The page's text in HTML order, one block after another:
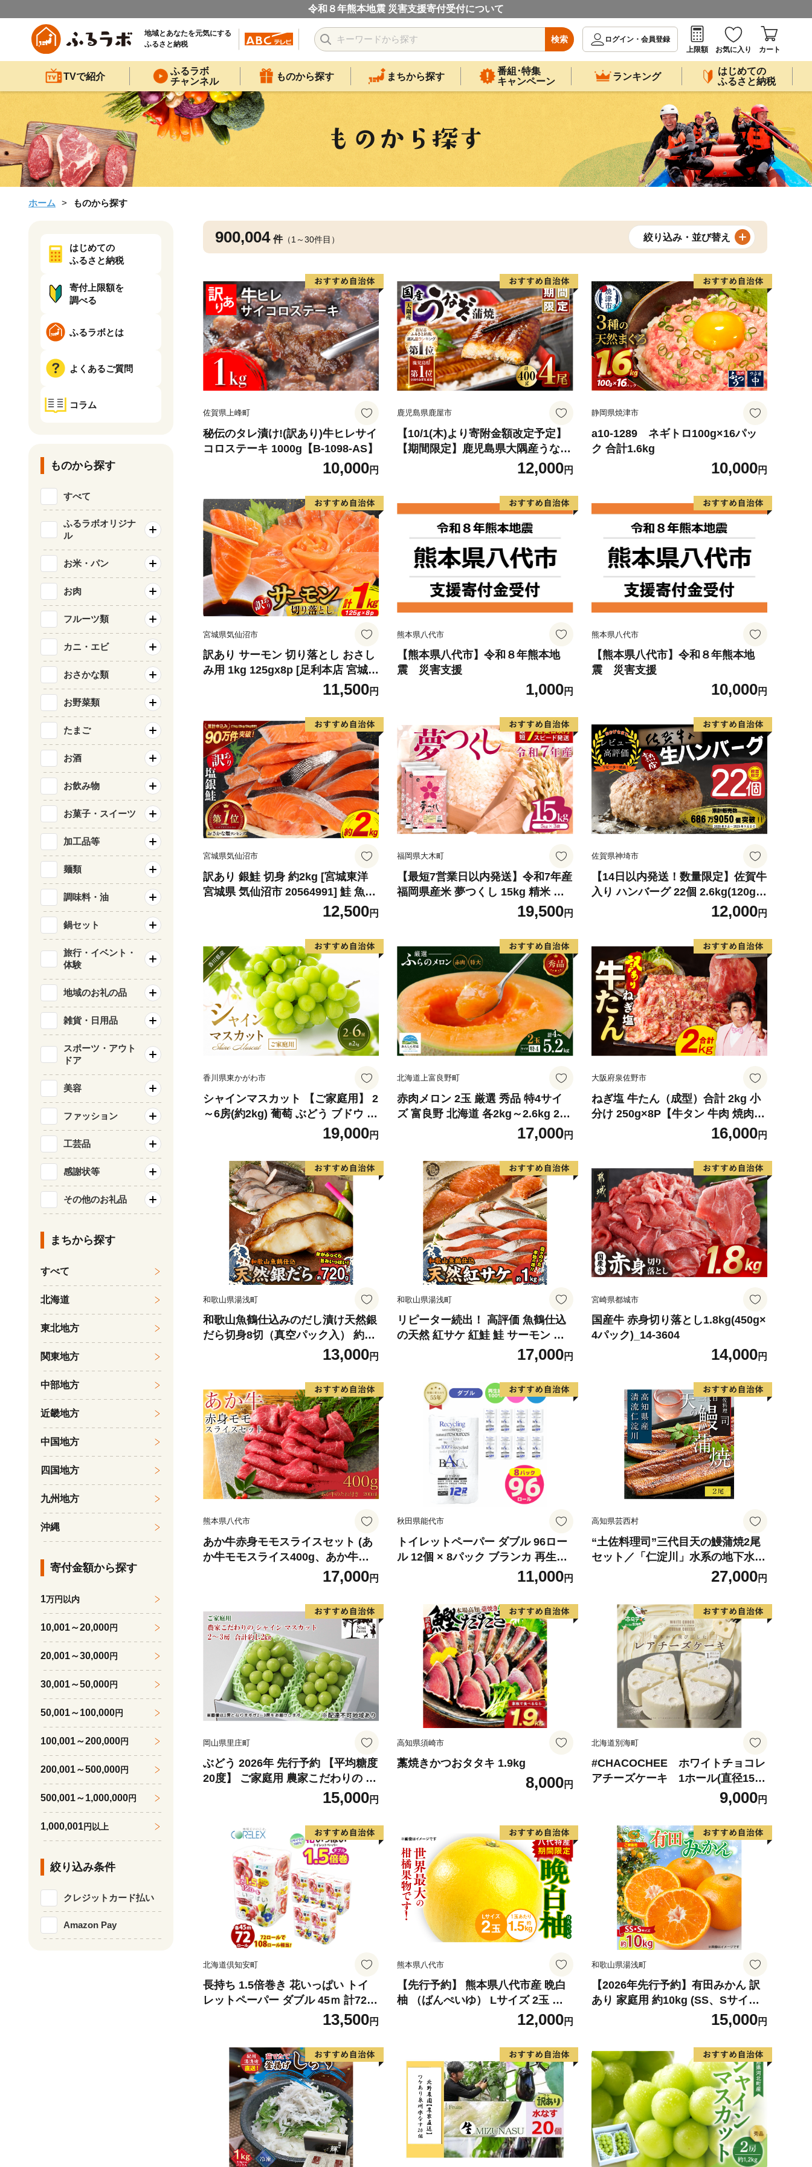
令和８年熊本地震 災害支援寄付受付について
地域とあなたを元気にする
ふるさと納税
検索
ログイン・会員登録
上限額
お気に入り カート
TVで紹介
ふるラボ
チャンネル
ものから探す まちから探す
番組･特集
キャンペーン
ランキング
はじめての
ふるさと納税
ホーム ものから探す
900,004 件（1～30件目） 絞り込み・並び替え
佐賀県上峰町
秘伝のタレ漬け!(訳あり)牛ヒレサイ
コロステーキ 1000g【B-1098-AS】
10,000円
鹿児島県鹿屋市
【10/1(木)より寄附金額改定予定】
【期間限定】鹿児島県大隅産うなぎ
蒲焼4尾（400g） KN007-023
12,000円
静岡県焼津市
a10-1289 ネギトロ100g×16パッ
ク 合計1.6kg
10,000円
宮城県気仙沼市
訳あり サーモン 切り落とし おさし
み用 1kg 125gx8p [足利本店 宮城県
気仙沼市 20564313] 魚 魚介類 鮭 お
刺し身 刺し身 刺身 生 生食 個包装
チリ銀鮭 銀鮭 海鮮 海鮮丼 魚介
11,500円
熊本県八代市
【熊本県八代市】令和８年熊本地
震 災害支援
1,000円
熊本県八代市
【熊本県八代市】令和８年熊本地
震 災害支援
10,000円
宮城県気仙沼市
訳あり 銀鮭 切身 約2kg [宮城東洋
宮城県 気仙沼市 20564991] 鮭 魚介
類 海鮮 訳アリ 規格外 不揃い さけ
サケ 鮭切身 シャケ 切り身 冷凍 家
庭用 おかず 弁当 支援 サーモン 銀
鮭切り身 魚 わけあり
12,500円
福岡県大木町
【最短7営業日以内発送】令和7年産
福岡県産米 夢つくし 15kg 精米 ※
北海道・沖縄・離島は配送不可
19,500円
佐賀県神埼市
【14日以内発送！数量限定】佐賀牛
入り ハンバーグ 22個 2.6kg(120g×
22個)【佐賀牛 黒毛和牛 ブランド牛
九州 ハンバーグ 牛肉 豚肉 国産 お
弁当 おかず 惣菜 おすすめ 人気】(H
083106)
12,000円
香川県東かがわ市
シャインマスカット 【ご家庭用】 2
～6房(約2kg) 葡萄 ぶどう ブドウ フ
ルーツ 果物 くだもの 果実 旬の果物
旬のフルーツ 香川 香川県 東かがわ
19,000円
北海道上富良野町
赤肉メロン 2玉 厳選 秀品 特4サイ
ズ 富良野 北海道 各2kg～2.6kg 2玉
セット ファーム富良野 メロン めろ
ん 果物 くだもの フルーツ デザート
旬の果物 旬のフルーツ
17,000円
大阪府泉佐野市
ねぎ塩 牛たん（成型）合計 2kg 小
分け 250g×8P【牛タン 牛肉 焼肉用
薄切り 訳あり サイズ不揃い】
16,000円
和歌山県湯浅町
和歌山魚鶴仕込みのだし漬け天然銀
だら切身8切（真空パック入） 約72
0g 小分け 独自製法 良質な脂 ふっ
くら 柔らかい 身質 甘み 旨味 白身
魚のトロ 梅酒 北海道南産 真こんぶ
だし漬け 煮付け ムニエル 味噌漬け
鍋物 冷凍 湯浅町 送料無料_G7334
13,000円
和歌山県湯浅町
リピーター続出！ 高評価 魚鶴仕込
の天然 紅サケ 紅鮭 鮭 サーモン 切
身 切り身 約1kg レビュー高評価 小
分け 真空パック 梅酒 真昆布 使用
だし まろやか 天然 鮭 魚 海の幸 海
鮮 魚介 食品 食べ物 おかず お弁当
水産加工品 冷凍 グルメ お取り寄せ
和歌山県 湯浅町 送料無料_G7317
17,000円
宮崎県都城市
国産牛 赤身切り落とし1.8kg(450g×
4パック)_14-3604
14,000円
熊本県八代市
あか牛赤身モモスライスセット (あ
か牛モモスライス400g、あか牛の
17,000円
秋田県能代市
トイレットペーパー ダブル 96ロー
ル 12個 × 8パック ブランカ 再生紙
100％ 芯あり 日用品 消耗品 無香料
生活用品 備蓄 秋田県 能代市 送料無
料 《能代製紙》
11,000円
高知県芸西村
“土佐料理司”三代目天の鰻蒲焼2尾
セット／「仁淀川」水系の地下水使
用 完全無投薬養殖 国産・高知県産
〈高知市共通返礼品〉うなぎ 真空
パック （ウナギう・たれセット）
27,000円
岡山県里庄町
ぶどう 2026年 先行予約 【平均糖度
20度】 ご家庭用 農家こだわりの シ
ャイン マスカット 2～3房 合計約1.
2kg ブドウ 葡萄 岡山県産 国産 フル
ーツ 果物 【 Nini farm 農家 直送 】
15,000円
高知県須崎市
藁焼きかつおタタキ 1.9kg
8,000円
北海道別海町
#CHACOCHEE ホワイトチョコレ
アチーズケーキ 1ホール(直径15c
m)（北海道,別海町,チーズ,ちーず,
チーズケーキ,ふるさと納税）
9,000円
北海道倶知安町
長持ち 1.5倍巻き 花いっぱい トイ
レットペーパー ダブル 45ｍ 計72ロ
ール 全18種 花柄 プリント ハーブ
香り付き 日本製 まとめ買い 防災 常
備品 ペーパー エコ 日用雑貨 消耗品
備蓄 送料無料 北海道 倶知安町 日用
13,500円
熊本県八代市
【先行予約】 熊本県八代市産 晩白
柚 （ばんぺいゆ） Lサイズ 2玉 柑
橘 みかん 果物 くだもの フルーツ
おやつ 特産 熊本県 八代市 【2026
年12月上旬より順次発送】
12,000円
和歌山県湯浅町
【2026年先行予約】有田みかん 訳
あり 家庭用 約10kg (SS、Sサイズ)
みかん 温州みかん フルーツ 柑橘 果
物 果実 ジューシー 人気 国産 食べ
物 和歌山県 湯浅町 送料無料_ZJ60
98
15,000円
はじめての
ふるさと納税
寄付上限額を
調べる
ふるラボとは
よくあるご質問
コラム
ものから探す
すべて
ふるラボオリジナ
ル
お米・パン
お肉
フルーツ類
カニ・エビ
おさかな類
お野菜類
たまご
お酒
お飲み物
お菓子・スイーツ
加工品等
麺類
調味料・油
鍋セット
旅行・イベント・
体験
地域のお礼の品
雑貨・日用品
スポーツ・アウト
ドア
美容
ファッション
工芸品
感謝状等
その他のお礼品
まちから探す
すべて
北海道
東北地方
関東地方
中部地方
近畿地方
中国地方
四国地方
九州地方
沖縄
寄付金額から探す
1万円以内
10,001～20,000円
20,001～30,000円
30,001～50,000円
50,001～100,000円
100,001～200,000円
200,001～500,000円
500,001～1,000,000円
1,000,001円以上
絞り込み条件
クレジットカード払い
Amazon Pay